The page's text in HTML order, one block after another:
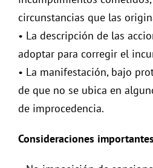
circunstancias que las
• La descripción de las
adoptar para corregir el
• La manifestación, bajo
de que no se ubica en
de improcedencia.
Consideraciones importantes